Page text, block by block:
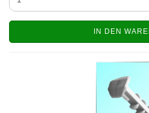
IN DEN